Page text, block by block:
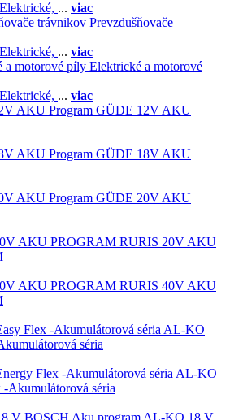
Elektrické, ... viac
Prevzdušňovače
Elektrické, ... viac
Elektrické a motorové
Elektrické, ... viac
GÜDE 12V AKU
GÜDE 18V AKU
GÜDE 20V AKU
RURIS 20V AKU
RURIS 40V AKU
AL-KO
séria
AL-KO
Akumulátorová séria
AL-KO 18 V